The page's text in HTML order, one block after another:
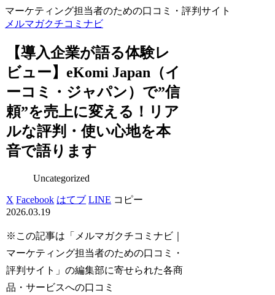
マーケティング担当者のための口コミ・評判サイト
メルマガクチコミナビ
【導入企業が語る体験レ
ビュー】eKomi Japan（イ
ーコミ・ジャパン）で”信
頼”を売上に変える！リア
ルな評判・使い心地を本
音で語ります
Uncategorized
X Facebook はてブ LINE コピー
2026.03.19
※この記事は「メルマガクチコミナビ｜
マーケティング担当者のための口コミ・
評判サイト」の編集部に寄せられた各商
品・サービスへの口コミ